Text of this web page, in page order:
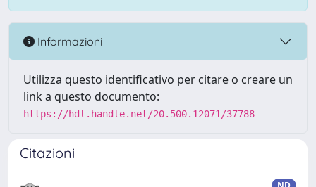
Informazioni
Utilizza questo identificativo per citare o creare un
link a questo documento:
https://hdl.handle.net/20.500.12071/37788
Citazioni